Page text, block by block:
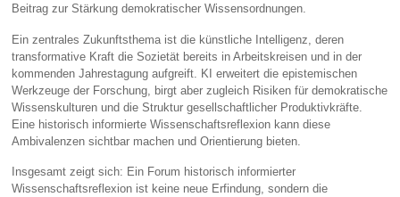
Beitrag zur Stärkung demokratischer Wissensordnungen.
Ein zentrales Zukunftsthema ist die künstliche Intelligenz, deren
transformative Kraft die Sozietät bereits in Arbeitskreisen und in der
kommenden Jahrestagung aufgreift. KI erweitert die epistemischen
Werkzeuge der Forschung, birgt aber zugleich Risiken für demokratische
Wissenskulturen und die Struktur gesellschaftlicher Produktivkräfte.
Eine historisch informierte Wissenschaftsreflexion kann diese
Ambivalenzen sichtbar machen und Orientierung bieten.
Insgesamt zeigt sich: Ein Forum historisch informierter
Wissenschaftsreflexion ist keine neue Erfindung, sondern die